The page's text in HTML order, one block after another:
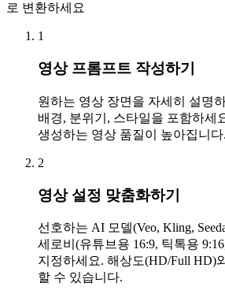
로 변환하세요
1
영상 프롬프트 작성하기
원하는 영상 장면을 자세히 설명
배경, 분위기, 스타일을 포함하세
생성하는 영상 품질이 높아집니다.
2
영상 설정 맞춤화하기
선호하는 AI 모델(Veo, Kling,
세로비(유튜브용 16:9, 틱톡용
지정하세요. 해상도(HD/Full HD)
할 수 있습니다.